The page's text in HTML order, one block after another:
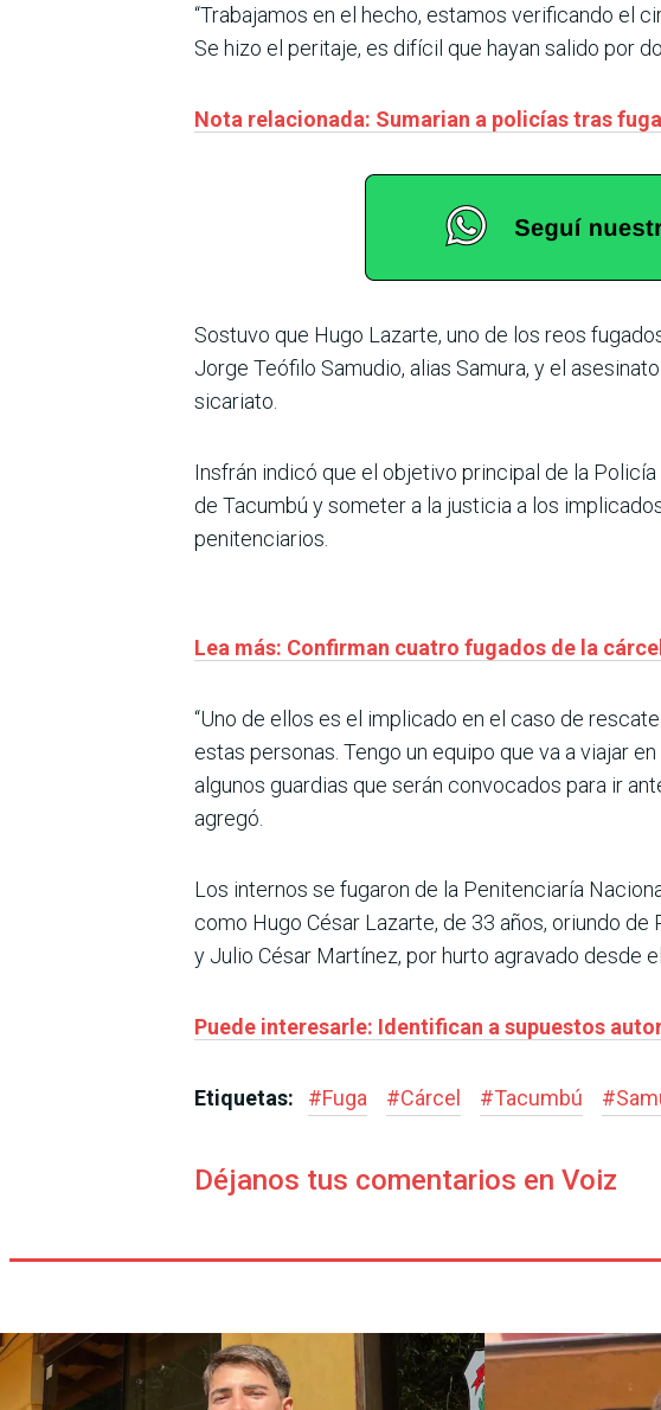
“Trabajamos en el hecho, estamos verificando el
Se hizo el peritaje, es difícil que hayan salido por
Nota relacionada: Sumarian a policías tras
Sostuvo que Hugo Lazarte, uno de los reos
Jorge Teófilo Samudio, alias Samura, y el
sicariato.
Insfrán indicó que el objetivo principal de la
de Tacumbú y someter a la justicia a los
penitenciarios.
Lea más: Confirman cuatro fugados de la
“Uno de ellos es el implicado en el caso de
estas personas. Tengo un equipo que va a viajar
algunos guardias que serán convocados para ir
agregó.
Los internos se fugaron de la Penitenciaría
como Hugo César Lazarte, de 33 años, oriundo
y Julio César Martínez, por hurto agravado desde
Puede interesarle: Identifican a supuestos
Etiquetas: #Fuga #Cárcel #Tacumbú #
Déjanos tus comentarios en Voiz